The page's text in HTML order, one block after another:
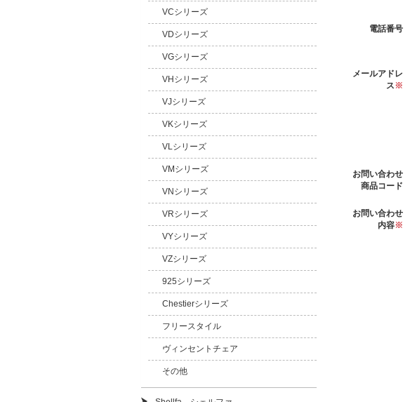
電話番号
メールアドレ
ス※
お問い合わせ
商品コード
お問い合わせ
内容※
VCシリーズ
VDシリーズ
VGシリーズ
VHシリーズ
VJシリーズ
VKシリーズ
VLシリーズ
VMシリーズ
VNシリーズ
VRシリーズ
VYシリーズ
VZシリーズ
925シリーズ
Chestierシリーズ
フリースタイル
ヴィンセントチェア
その他